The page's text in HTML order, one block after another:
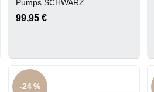
Pumps SCHWARZ
99,95 €
-24 %